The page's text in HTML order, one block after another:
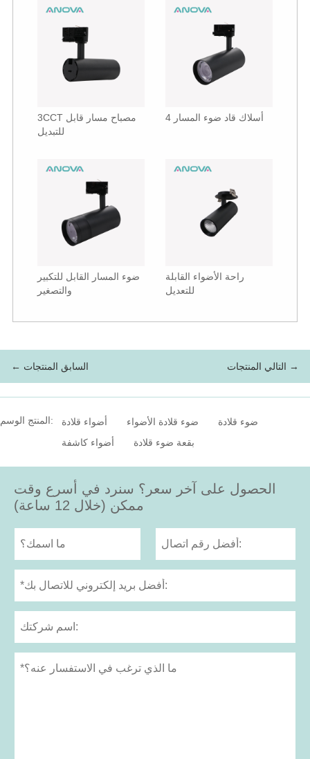
3CCT مصباح مسار قابل
للتبديل
4 أسلاك قاد ضوء المسار
ضوء المسار القابل للتكبير
والتصغير
راحة الأضواء القابلة
للتعديل
← السابق المنتجات التالي المنتجات →
المنتج الوسم: أضواء قلادة ضوء قلادة الأضواء
ضوء قلادة
أضواء كاشفة
بقعة ضوء قلادة
الحصول على آخر سعر؟ سنرد في أسرع وقت
ممكن (خلال 12 ساعة)